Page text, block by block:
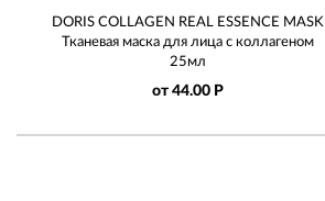
DORIS COLLAGEN REAL ESSENCE MASK
Тканевая маска для лица с коллагеном
25мл
от 44.00 Р